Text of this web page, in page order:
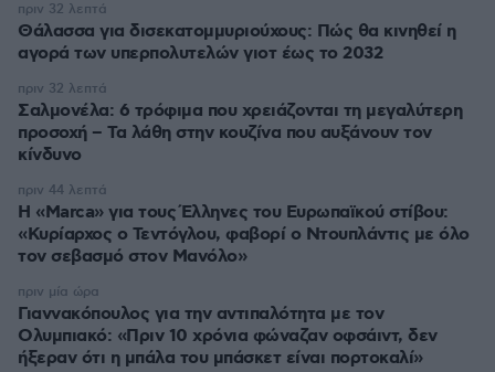
Θάλασσα για δισεκατομμυριούχους: Πώς θα κινηθεί η
αγορά των υπερπολυτελών γιοτ έως το 2032
πριν 32 λεπτά
Σαλμονέλα: 6 τρόφιμα που χρειάζονται τη μεγαλύτερη
προσοχή – Τα λάθη στην κουζίνα που αυξάνουν τον
κίνδυνο
πριν 32 λεπτά
Η «Marca» για τους Έλληνες του Ευρωπαϊκού στίβου:
«Κυρίαρχος ο Τεντόγλου, φαβορί ο Ντουπλάντις με όλο
τον σεβασμό στον Μανόλο»
πριν 44 λεπτά
Γιαννακόπουλος για την αντιπαλότητα με τον
Ολυμπιακό: «Πριν 10 χρόνια φώναζαν οφσάιντ, δεν
ήξεραν ότι η μπάλα του μπάσκετ είναι πορτοκαλί»
πριν μία ώρα